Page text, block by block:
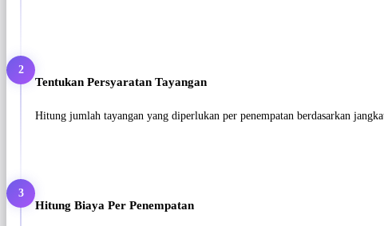
2
Tentukan Persyaratan Tayangan
Hitung jumlah tayangan yang diperlukan per penempatan berdasarkan
3
Hitung Biaya Per Penempatan